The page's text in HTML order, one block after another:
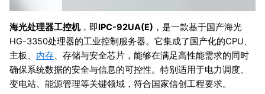
海光处理器工控机，即IPC-92UA(E) ，是一款基于国产海光
HG-3350处理器的工业控制服务器。它集成了国产化的CPU、
主板、 内存、存储与安全芯片，能够在满足高性能需求的同时
确保系统数据的安全与信息的可控性。特别适用于电力调度、
变电站、能源管理等关键领域，符合国家信创工程要求。